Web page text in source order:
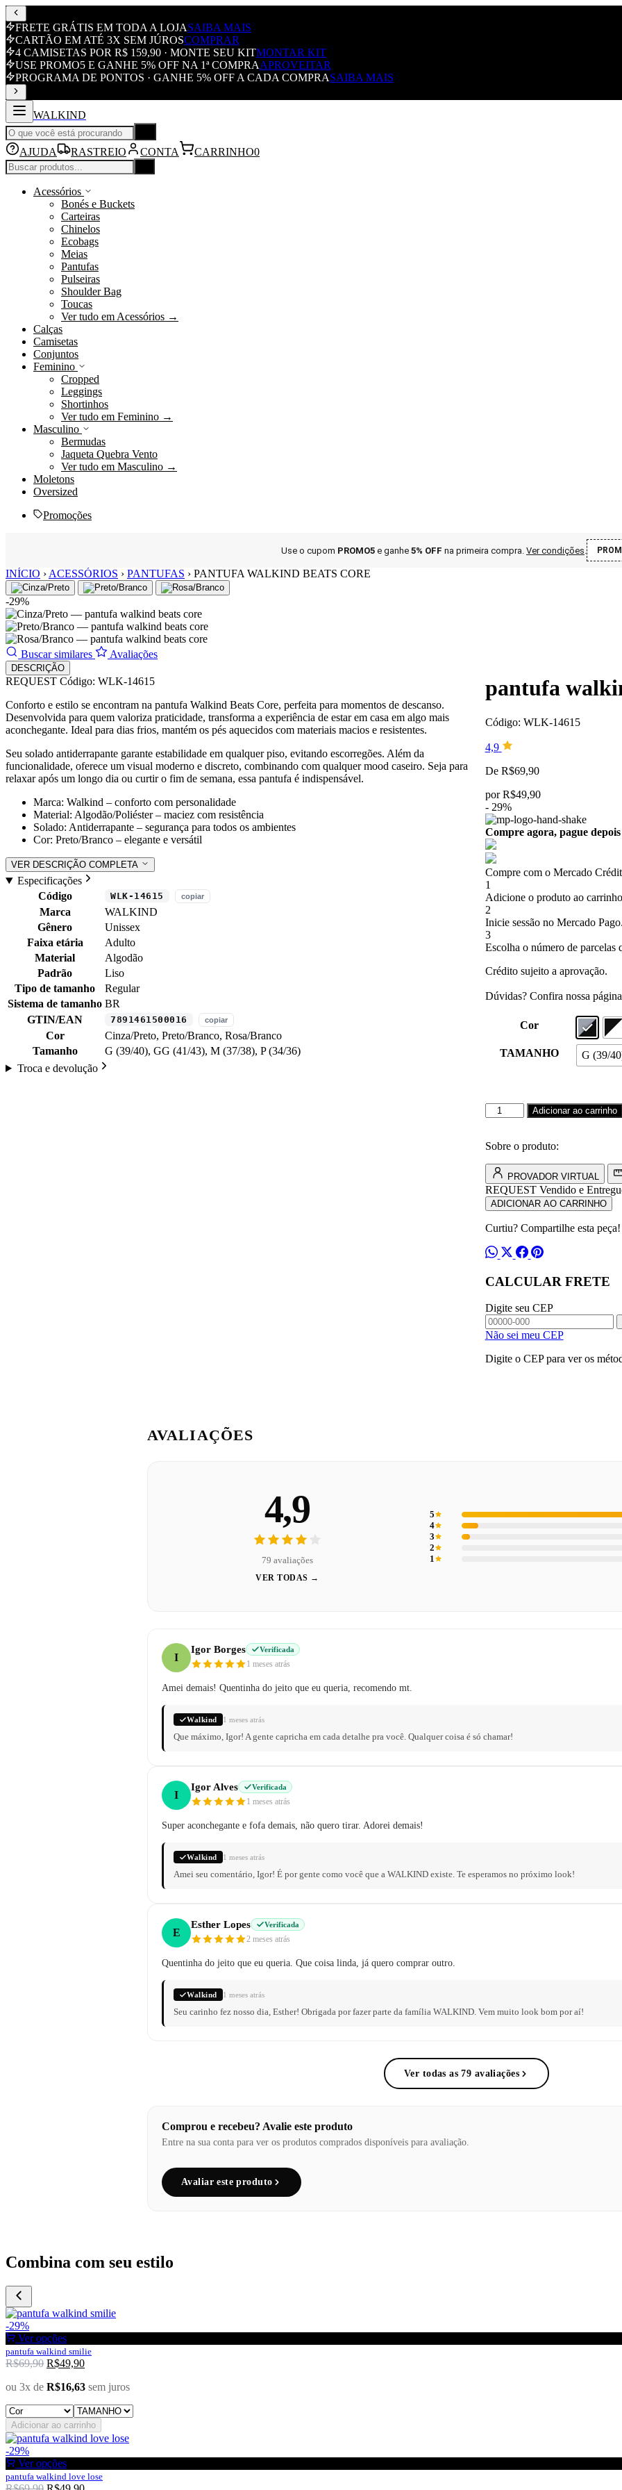
FRETE GRÁTIS EM TODA A LOJASAIBA MAIS
CARTÃO EM ATÉ 3X SEM JÚROSCOMPRAR
4 CAMISETAS POR R$ 159,90 · MONTE SEU KITMONTAR KIT
USE PROMO5 E GANHE 5% OFF NA 1ª COMPRAAPROVEITAR
PROGRAMA DE PONTOS · GANHE 5% OFF A CADA COMPRASAIBA MAIS
WALKIND
AJUDA RASTREIO CONTA CARRINHO0
Acessórios
Bonés e Buckets
Carteiras
Chinelos
Ecobags
Meias
Pantufas
Pulseiras
Shoulder Bag
Toucas
Ver tudo em Acessórios →
Calças
Camisetas
Conjuntos
Feminino
Cropped
Leggings
Shortinhos
Ver tudo em Feminino →
Masculino
Bermudas
Jaqueta Quebra Vento
Ver tudo em Masculino →
Moletons
Oversized
Promoções
Use o cupom PROMO5 e ganhe 5% OFF na primeira compra Ver condições
Ir
para
o
conteúdo
INÍCIO › ACESSÓRIOS › PANTUFAS › PANTUFA WALKIND BEATS CORE
-29%
Buscar similares Avaliações
pantufa
Código: WLK-14615
4,9
De R$69,90
por R$49,90
- 29%
Compre agora, pague depois
Compre com o Mercado
1
Adicione o produto ao
2
Inicie sessão no Mercado
3
Escolha o número de parcelas
Crédito sujeito a aprovação.
Dúvidas? Confira nossa
Cor
TAMANHO G (39/
pantufa
walkind
core
Adicionar ao carrinho
Sobre o produto:
PROVADOR VIRTUAL
REQUEST Vendido e
ADICIONAR AO CARRINHO
Curtiu? Compartilhe esta peça!
CALCULAR FRETE
Digite seu CEP
Não sei meu CEP
Digite o CEP para ver os
DESCRIÇÃO
REQUEST Código: WLK-14615
Conforto e estilo se encontram na pantufa Walkind Beats Core, perfeita para momentos de descanso.
Desenvolvida para quem valoriza praticidade, transforma a experiência de estar em casa em algo mais
aconchegante. Ideal para dias frios, mantém os pés aquecidos com materiais macios e resistentes.
Seu solado antiderrapante garante estabilidade em qualquer piso, evitando escorregões. Além da
funcionalidade, oferece um visual moderno e discreto, combinando com qualquer mood caseiro. Seja para
relaxar após um longo dia ou curtir o fim de semana, essa pantufa é indispensável.
Marca: Walkind – conforto com personalidade
Material: Algodão/Poliéster – maciez com resistência
Solado: Antiderrapante – segurança para todos os ambientes
Cor: Preto/Branco – elegante e versátil
VER DESCRIÇÃO COMPLETA
Especificações
Código
WLK-14615 copiar
Marca
WALKIND
Gênero
Unissex
Faixa etária
Adulto
Material
Algodão
Padrão
Liso
Tipo de tamanho
Regular
Sistema de tamanho BR
GTIN/EAN
7891461500016 copiar
Cor
Cinza/Preto, Preto/Branco, Rosa/Branco
Tamanho
G (39/40), GG (41/43), M (37/38), P (34/36)
Troca e devolução
AVALIAÇÕES
4,9
79 avaliações
VER TODAS →
5
4
3
2
1
I
Igor Borges Verificada
1 meses atrás
Amei demais! Quentinha do jeito que eu queria, recomendo mt.
Walkind 1 meses atrás
Que máximo, Igor! A gente capricha em cada detalhe pra você. Qualquer coisa é só chamar!
I
Igor Alves Verificada
1 meses atrás
Super aconchegante e fofa demais, não quero tirar. Adorei demais!
Walkind 1 meses atrás
Amei seu comentário, Igor! É por gente como você que a WALKIND existe. Te esperamos no próximo look!
E
Esther Lopes Verificada
2 meses atrás
Quentinha do jeito que eu queria. Que coisa linda, já quero comprar outro.
Walkind 1 meses atrás
Seu carinho fez nosso dia, Esther! Obrigada por fazer parte da família WALKIND. Vem muito look bom por aí!
Ver todas as 79 avaliações
Comprou e recebeu? Avalie este produto
Entre na sua conta para ver os produtos comprados disponíveis para avaliação.
Avaliar este produto
Combina com seu estilo
-29%
Ver opções
pantufa walkind smilie
R$69,90 R$49,90
ou 3x de R$16,63 sem juros
Adicionar ao carrinho
-29%
Ver opções
pantufa walkind love lose